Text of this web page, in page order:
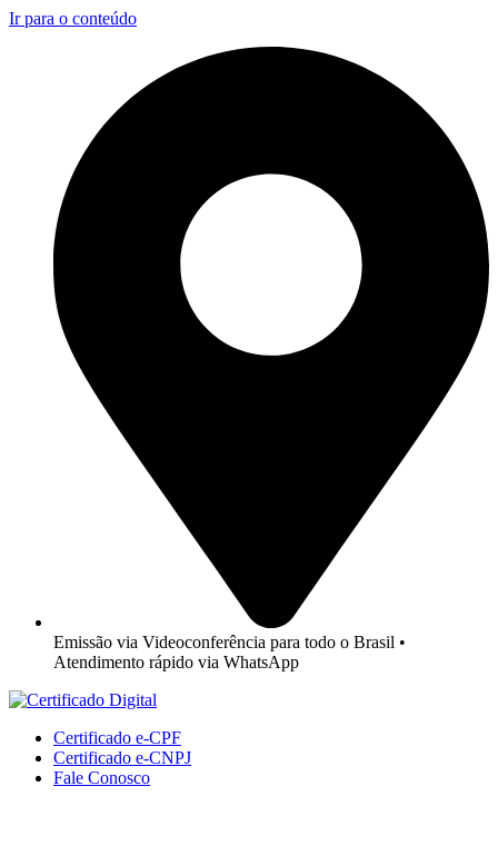
Ir para o conteúdo
Emissão via Videoconferência para todo o Brasil •
Atendimento rápido via WhatsApp
Certificado e-CPF
Certificado e-CNPJ
Fale Conosco